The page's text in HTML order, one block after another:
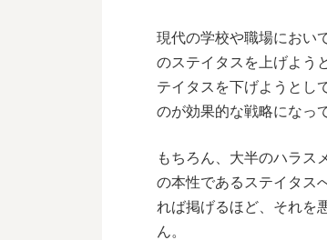
現代の学校や職場におい
のステイタスを上げよう
テイタスを下げようとし
のが効果的な戦略になっ
もちろん、大半のハラス
の本性であるステイタス
れば掲げるほど、それを
ん。